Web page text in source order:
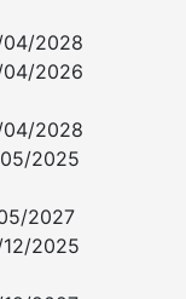
2028
2026
2028
2025
2027
2025